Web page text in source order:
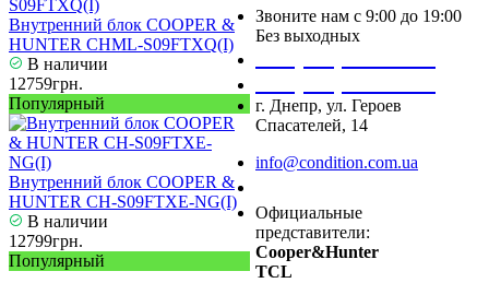
Внутренний блок COOPER &
HUNTER CHML-S09FTXQ(I)
В наличии
12759грн.
Популярный
Внутренний блок COOPER &
HUNTER CH-S09FTXE-NG(I)
В наличии
12799грн.
Популярный
Звоните нам с 9:00 до 19:00
Без выходных
г. Днепр, ул. Героев
Спасателей, 14
info@condition.com.ua
Официальные
представители:
Cooper&Hunter
TCL